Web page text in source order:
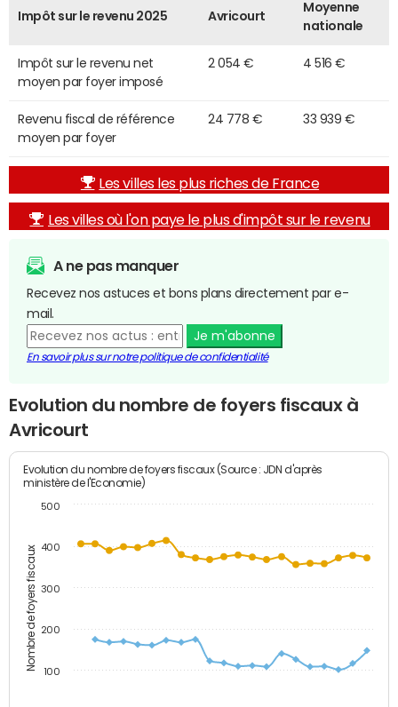
Impôt sur le revenu 2025 Avricourt
Moyenne
nationale
Impôt sur le revenu net
moyen par foyer imposé
2 054 € 4 516 €
Revenu fiscal de référence
moyen par foyer
24 778 € 33 939 €
Les villes les plus riches de France
Les villes où l'on paye le plus d'impôt sur le revenu
A ne pas manquer
Recevez nos astuces et bons plans directement par e-
mail.
Je m'abonne
En savoir plus sur notre politique de confidentialité
Evolution du nombre de foyers fiscaux à
Avricourt
Nombre de foyers fiscaux
Evolution du nombre de foyers fiscaux (Source : JDN d'après
ministère de l'Economie)
100
200
300
400
500